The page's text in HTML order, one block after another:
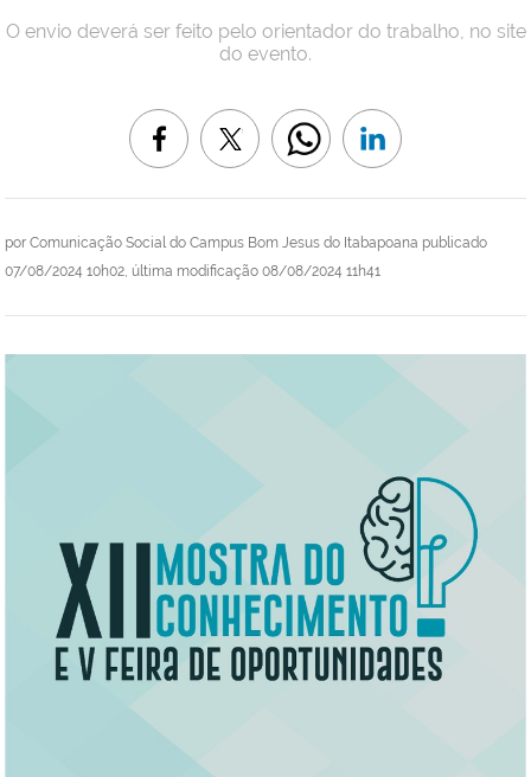
por Comunicação Social do Campus Bom Jesus do Itabapoana publicado
07/08/2024 10h02, última modificação 08/08/2024 11h41
O envio deverá ser feito pelo orientador do trabalho, no site
do evento.